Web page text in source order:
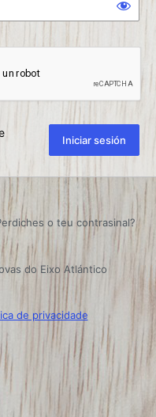
o teu contrasinal?
do Eixo Atlántico
de privacidade